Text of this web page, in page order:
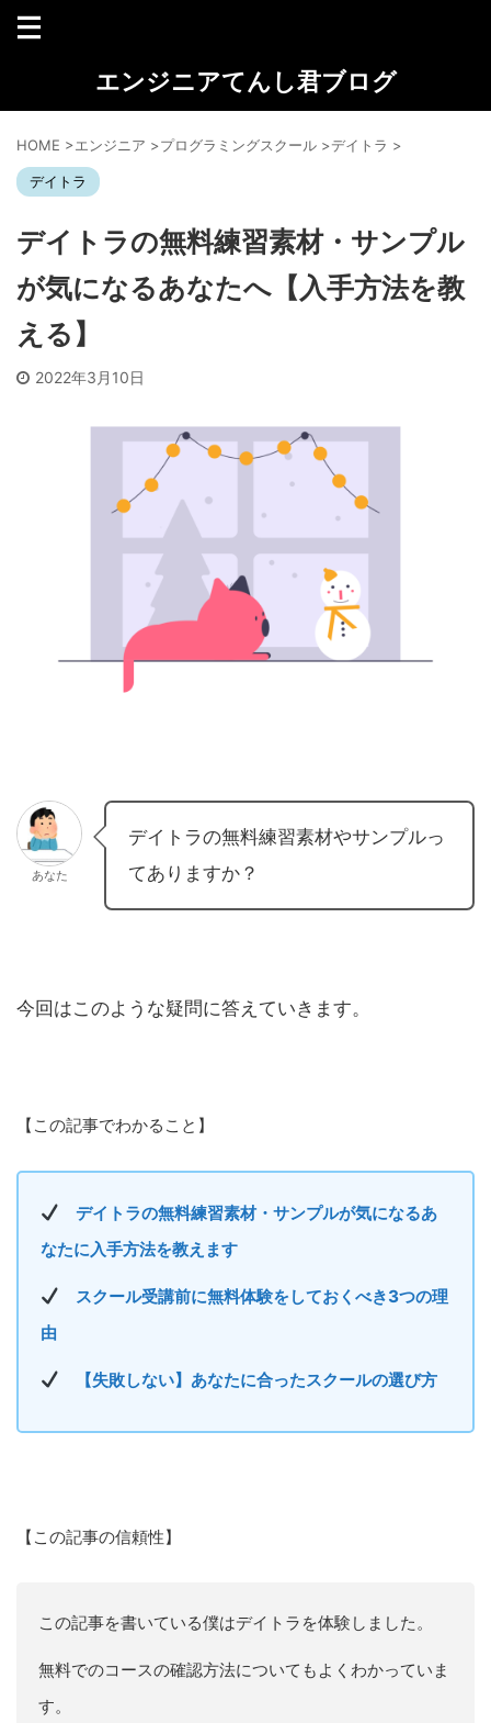
エンジニアてんし君ブログ
HOME >エンジニア >プログラミングスクール >デイトラ >
デイトラ
デイトラの無料練習素材・サンプル
が気になるあなたへ【入手方法を教
える】
2022年3月10日
あなた
デイトラの無料練習素材やサンプルっ
てありますか？
今回はこのような疑問に答えていきます。
【この記事でわかること】
デイトラの無料練習素材・サンプルが気になるあ
なたに入手方法を教えます
スクール受講前に無料体験をしておくべき3つの理
由
【失敗しない】あなたに合ったスクールの選び方
【この記事の信頼性】
この記事を書いている僕はデイトラを体験しました。
無料でのコースの確認方法についてもよくわかっていま
す。